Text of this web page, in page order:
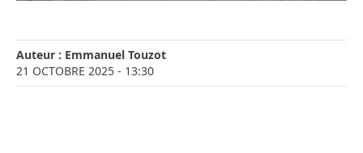
Auteur : Emmanuel Touzot
21 OCTOBRE 2025 - 13:30